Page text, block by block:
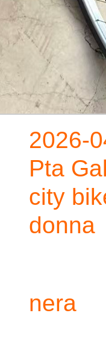
2026-
Pta
city
donna
nera